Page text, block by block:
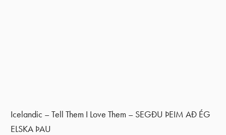
Icelandic – Tell Them I Love Them – SEGÐU ÞEIM AÐ ÉG
ELSKA ÞAU